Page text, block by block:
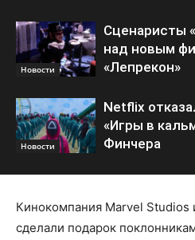
Новости
Сценаристы
над новым
«Лепрекон»
Новости
Netflix
«Игры в
Финчера
Кинокомпания Marvel Studios
сделали подарок